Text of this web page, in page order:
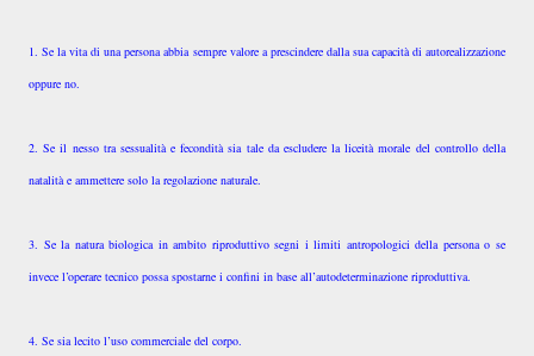
1. Se la vita di una persona abbia sempre valore a prescindere dalla sua capacità di autorealizzazione
oppure no.
2. Se il nesso tra sessualità e fecondità sia tale da escludere la liceità morale del controllo della
natalità e ammettere solo la regolazione naturale.
3. Se la natura biologica in ambito riproduttivo segni i limiti antropologici della persona o se
invece l’operare tecnico possa spostarne i confini in base all’autodeterminazione riproduttiva.
4. Se sia lecito l’uso commerciale del corpo.